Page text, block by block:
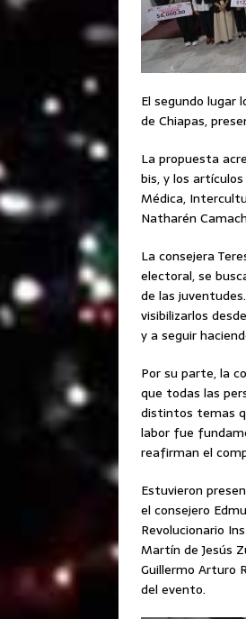
El segundo lugar
de Chiapas,
La propuesta
bis, y los
Médica,
Natharén
La consejera
electoral, se
de las
visibilizarlos
y a seguir
Por su parte, la
que todas las
distintos temas
labor fue
reafirman el
Estuvieron
el consejero
Revolucionario
Martín de Jesús
Guillermo Arturo
del evento.